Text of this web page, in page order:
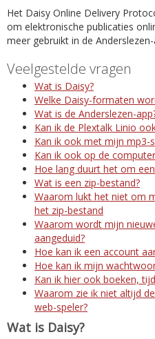
Het Daisy Online Delivery
om elektronische publicaties
meer gebruikt in de Anderslezen-
Veelgestelde vragen
Wat is Daisy?
Welke Daisy-formaten
Wat is de Anderslezen-
Kan ik de Plextalk Linio
Kan ik ook met mijn mp3-
Kan ik ook op de
Hoe lang duurt het om
Wat is een zip-bestand?
Waarom lukt het niet om
het zip-bestand
Waarom wordt mijn
aangeduid?
Hoe kan ik een account
Hoe kan ik mijn
Kan ik hier ook boeken,
Waarom zie ik niet altijd
web-speler?
Wat is Daisy?